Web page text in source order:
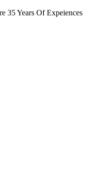
35 Years Of Expeiences